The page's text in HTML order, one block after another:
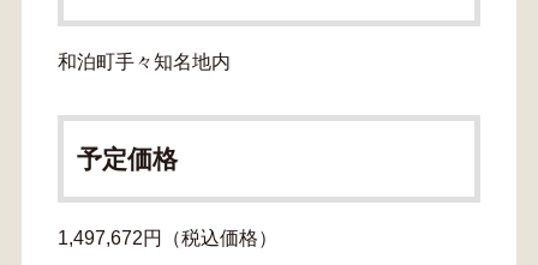
和泊町手々知名地内
予定価格
1,497,672円（税込価格）